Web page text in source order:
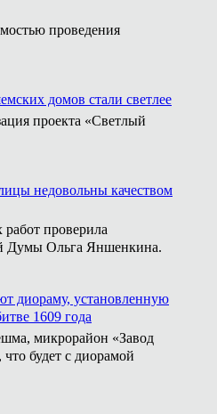
проведения
домов стали светлее
проекта «Светлый
недовольны качеством
проверила
Думы Ольга Яншенкина.
диораму, установленную
1609 года
микрорайон «Завод
будет с диорамой